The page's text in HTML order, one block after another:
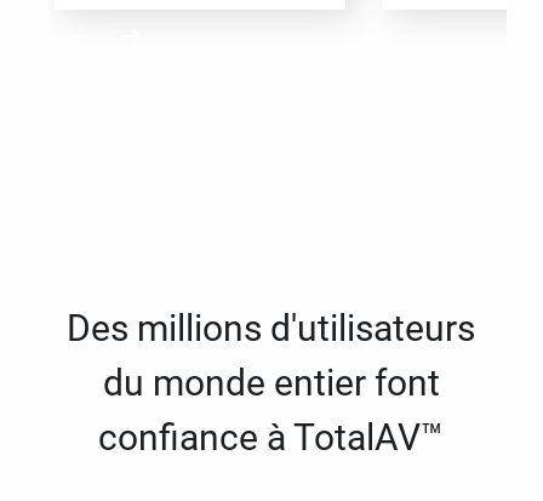
Des millions d'utilisateurs
du monde entier font
confiance à TotalAV™